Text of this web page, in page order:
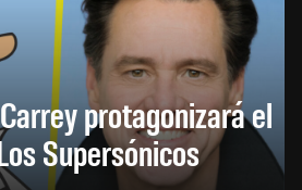
protagonizará el
Supersónicos